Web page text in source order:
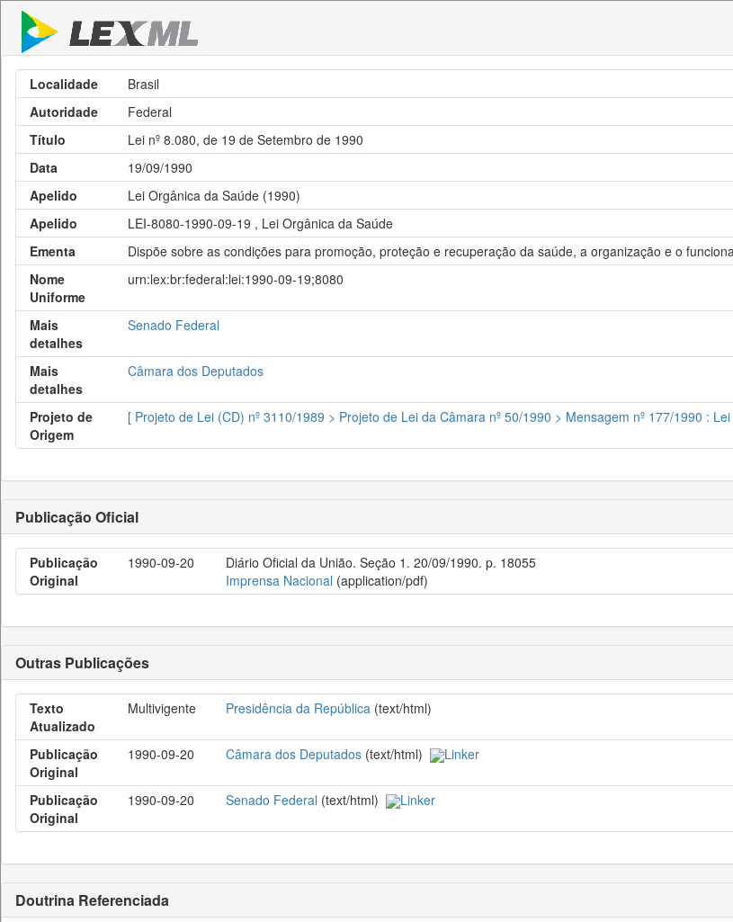
Localidade
Brasil
Autoridade
Federal
Título
Lei nº 8.080, de 19 de Setembro de 1990
Data
19/09/1990
Apelido
Lei Orgânica da Saúde (1990)
Apelido
LEI-8080-1990-09-19 , Lei Orgânica da Saúde
Ementa
Dispõe sobre as condições para promoção, proteção e recuperação da saúde, a organização e o
Nome
Uniforme
urn:lex:br:federal:lei:1990-09-19;8080
Mais
detalhes
Senado Federal
Mais
detalhes
Câmara dos Deputados
Projeto de
Origem
[ Projeto de Lei (CD) nº 3110/1989 > Projeto de Lei da Câmara nº 50/1990 > Mensagem nº 177/1990 :
Publicação Oficial
Publicação
Original
1990-09-20
Diário Oficial da União. Seção 1. 20/09/1990. p. 18055
Imprensa Nacional (application/pdf)
Outras Publicações
Texto
Atualizado
Multivigente Presidência da República (text/html)
Publicação
Original
1990-09-20 Câmara dos Deputados (text/html) Linker
Publicação
Original
1990-09-20 Senado Federal (text/html) Linker
Doutrina Referenciada